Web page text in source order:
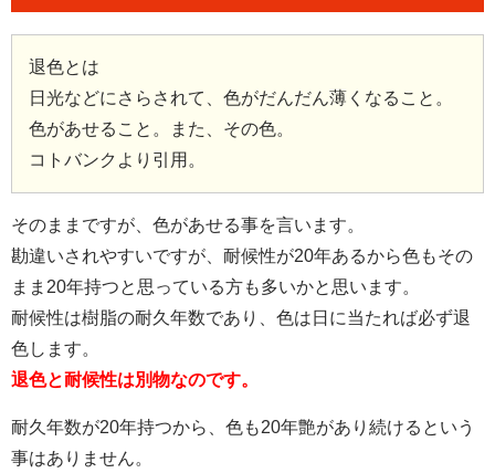
退色とは
日光などにさらされて、色がだんだん薄くなること。
色があせること。また、その色。
コトバンクより引用。
そのままですが、色があせる事を言います。
勘違いされやすいですが、耐候性が20年あるから色もその
まま20年持つと思っている方も多いかと思います。
耐候性は樹脂の耐久年数であり、色は日に当たれば必ず退
色します。
退色と耐候性は別物なのです。
耐久年数が20年持つから、色も20年艶があり続けるという
事はありません。